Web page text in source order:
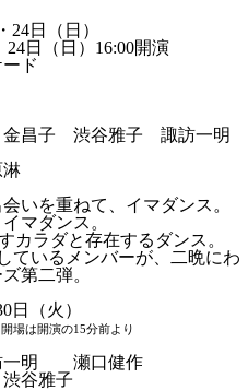
日（日）
（日）16:00開演
ド
金昌子 渋谷雅子 諏訪一明
いを重ねて、イマダンス。
マダンス。
カラダと存在するダンス。
ているメンバーが、二晩にわ
第二弾。
日（火）
場は開演の15分前より
明 瀬口健作
谷雅子